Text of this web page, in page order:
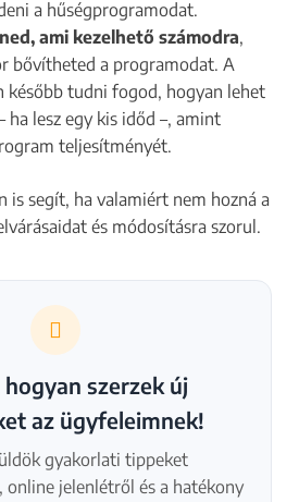
a hűségprogramodat.
ami kezelhető számodra,
bővítheted a programodat. A
később tudni fogod, hogyan lehet
ha lesz egy kis időd –, amint
teljesítményét.
is segít, ha valamiért nem hozná a
és módosításra szorul.
hogyan szerzek új
az ügyfeleimnek!
gyakorlati tippeket
online jelenlétről és a hatékony